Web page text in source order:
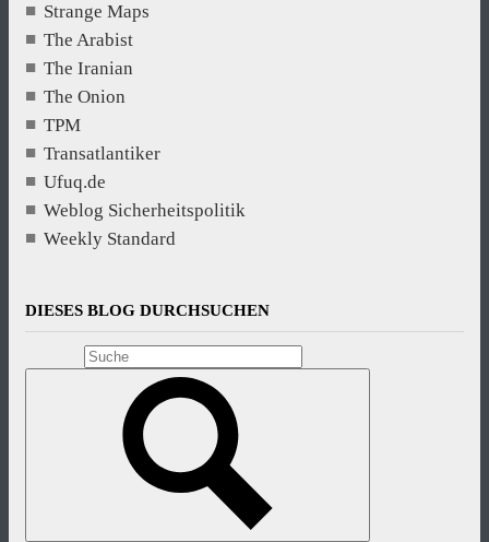
Strange Maps
The Arabist
The Iranian
The Onion
TPM
Transatlantiker
Ufuq.de
Weblog Sicherheitspolitik
Weekly Standard
DIESES BLOG DURCHSUCHEN